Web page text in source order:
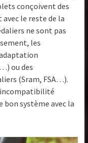
conçoivent des
le reste de la
ne sont pas
les
ou des
(Sram, FSA…).
système avec la